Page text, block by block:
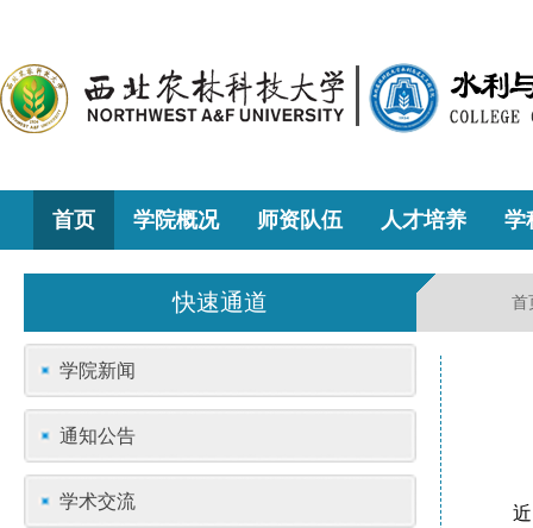
首页 学院概况 师资队伍 人才培养 学
快速通道 首
学院新闻
通知公告
学术交流